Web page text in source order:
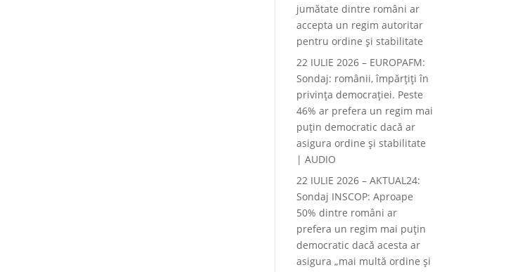
jumătate dintre români ar
accepta un regim autoritar
pentru ordine și stabilitate
22 IULIE 2026 – EUROPAFM:
Sondaj: românii, împărțiți în
privința democrației. Peste
46% ar prefera un regim mai
puțin democratic dacă ar
asigura ordine și stabilitate
| AUDIO
22 IULIE 2026 – AKTUAL24:
Sondaj INSCOP: Aproape
50% dintre români ar
prefera un regim mai puțin
democratic dacă acesta ar
asigura „mai multă ordine și